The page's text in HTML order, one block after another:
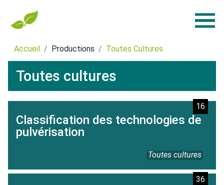
Accueil Productions Toutes Cultures
Toutes cultures
Classification des technologies de
pulvérisation
16
Toutes cultures
36